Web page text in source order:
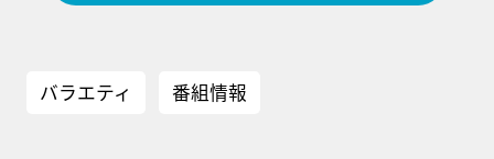
バラエティ 番組情報